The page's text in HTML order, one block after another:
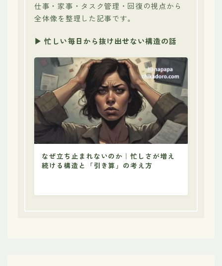
仕事・家事・タスク管理・回復の視点から
全体像を整理した記事です。
▶︎ 忙しい毎日から抜け出せない構造の話
なぜ立ち止まれないのか｜忙しさが増え
続ける構造と「引き算」の考え方